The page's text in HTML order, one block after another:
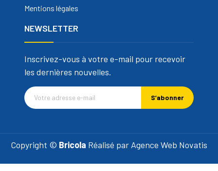
Mentions légales
NEWSLETTER
Inscrivez-vous à votre e-mail pour recevoir
les dernières nouvelles.
S’abonner
Copyright © Bricola Réalisé par Agence Web Novatis